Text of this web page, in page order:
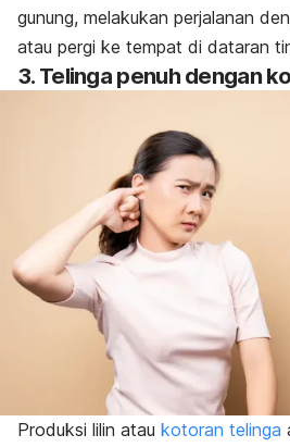
gunung, melakukan perjalanan
atau pergi ke tempat di dataran
3. Telinga penuh dengan
Produksi lilin atau kotoran telinga